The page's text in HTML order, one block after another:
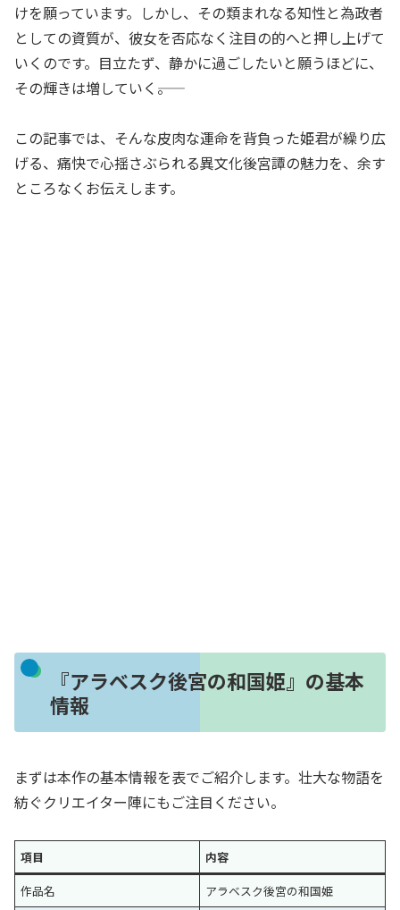
けを願っています。しかし、その類まれなる知性と為政者
としての資質が、彼女を否応なく注目の的へと押し上げて
いくのです。目立たず、静かに過ごしたいと願うほどに、
その輝きは増していく――。
この記事では、そんな皮肉な運命を背負った姫君が繰り広
げる、痛快で心揺さぶられる異文化後宮譚の魅力を、余す
ところなくお伝えします。
『アラベスク後宮の和国姫』の基本
情報
まずは本作の基本情報を表でご紹介します。壮大な物語を
紡ぐクリエイター陣にもご注目ください。
項目
内容
作品名
アラベスク後宮の和国姫